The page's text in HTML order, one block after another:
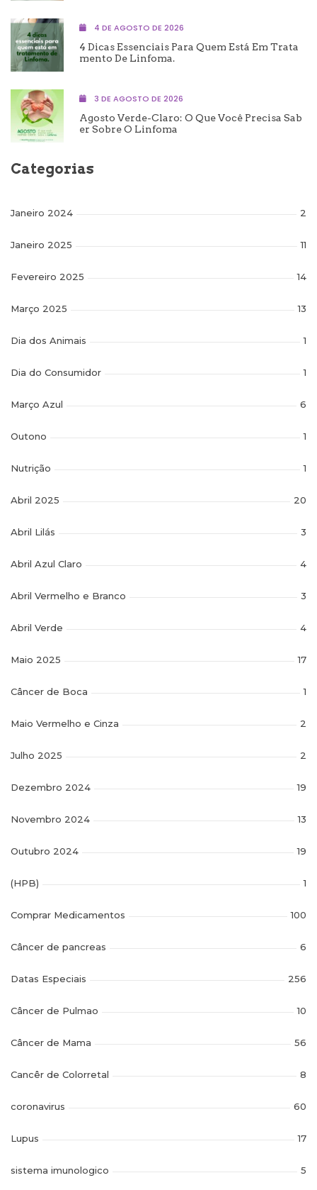
4 DE AGOSTO DE 2026
4 Dicas Essenciais Para Quem Está Em Trata
Mento De Linfoma.
3 DE AGOSTO DE 2026
Agosto Verde-Claro: O Que Você Precisa Sab
Er Sobre O Linfoma
Categorias
Janeiro 2024 2
Janeiro 2025 11
Fevereiro 2025 14
Março 2025 13
Dia dos Animais 1
Dia do Consumidor 1
Março Azul 6
Outono 1
Nutrição 1
Abril 2025 20
Abril Lilás 3
Abril Azul Claro 4
Abril Vermelho e Branco 3
Abril Verde 4
Maio 2025 17
Câncer de Boca 1
Maio Vermelho e Cinza 2
Julho 2025 2
Dezembro 2024 19
Novembro 2024 13
Outubro 2024 19
(HPB) 1
Comprar Medicamentos 100
Câncer de pancreas 6
Datas Especiais 256
Câncer de Pulmao 10
Câncer de Mama 56
Cancêr de Colorretal 8
coronavirus 60
Lupus 17
sistema imunologico 5